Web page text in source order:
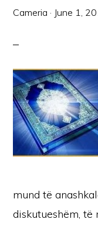
Cameria · June 1,
mund të
diskutueshëm,